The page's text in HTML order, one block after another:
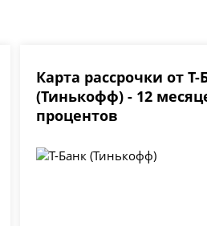
Карта рассрочки от Т-
(Тинькофф) - 12
процентов